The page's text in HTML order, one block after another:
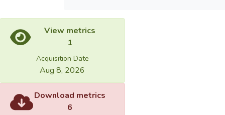
View metrics
1
Acquisition Date
Aug 8, 2026
Download metrics
6